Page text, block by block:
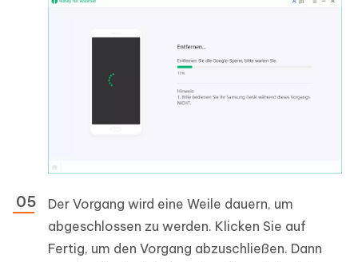
Der Vorgang wird eine Weile dauern, um
abgeschlossen zu werden. Klicken Sie auf
Fertig, um den Vorgang abzuschließen. Dann